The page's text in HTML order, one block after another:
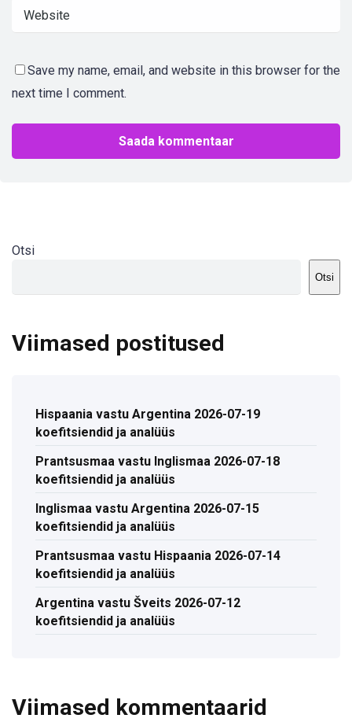
Save my name, email, and website in this browser for the
next time I comment.
Otsi
Otsi
Viimased postitused
Hispaania vastu Argentina 2026-07-19
koefitsiendid ja analüüs
Prantsusmaa vastu Inglismaa 2026-07-18
koefitsiendid ja analüüs
Inglismaa vastu Argentina 2026-07-15
koefitsiendid ja analüüs
Prantsusmaa vastu Hispaania 2026-07-14
koefitsiendid ja analüüs
Argentina vastu Šveits 2026-07-12
koefitsiendid ja analüüs
Viimased kommentaarid